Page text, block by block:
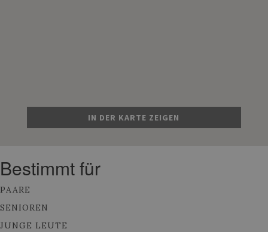
IN DER KARTE ZEIGEN
Bestimmt für
PAARE
SENIOREN
JUNGE LEUTE